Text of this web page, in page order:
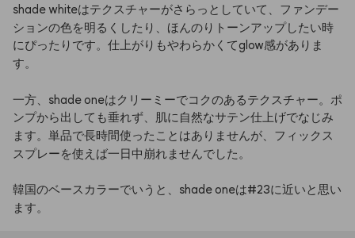
shade whiteはテクスチャーがさらっとしていて、ファンデー
ションの色を明るくしたり、ほんのりトーンアップしたい時
にぴったりです。仕上がりもやわらかくてglow感がありま
す。
一方、shade oneはクリーミーでコクのあるテクスチャー。ポ
ンプから出しても垂れず、肌に自然なサテン仕上げでなじみ
ます。単品で長時間使ったことはありませんが、フィックス
スプレーを使えば一日中崩れませんでした。
韓国のベースカラーでいうと、shade oneは#23に近いと思い
ます。